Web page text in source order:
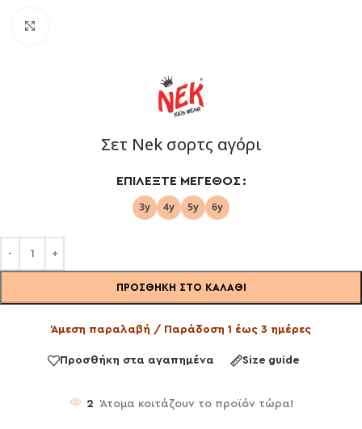
Σετ Nek σορτς αγόρι
ΕΠΙΛΈΞΤΕ ΜΈΓΕΘΟΣ
ΠΡΟΣΘΉΚΗ ΣΤΟ ΚΑΛΆΘΙ
Άμεση παραλαβή / Παράδοση 1 έως 3 ημέρες
Προσθήκη στα αγαπημένα Size guide
2 Άτομα κοιτάζουν το προϊόν τώρα!